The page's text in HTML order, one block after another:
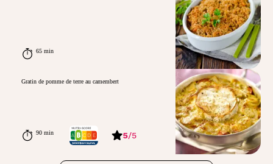
65 min
Gratin de pomme de terre au camembert
90 min 5/5